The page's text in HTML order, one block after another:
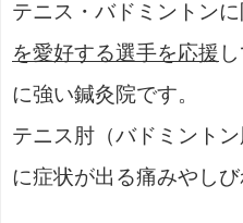
テニス・バドミントン
を愛好する選手を応援
に強い鍼灸院です。
テニス肘（バドミント
に症状が出る痛みやしび